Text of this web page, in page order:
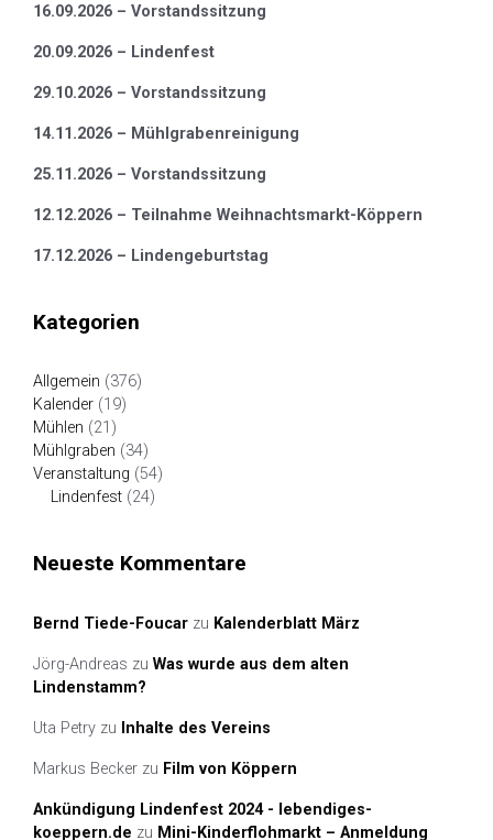
16.09.2026 – Vorstandssitzung
20.09.2026 – Lindenfest
29.10.2026 – Vorstandssitzung
14.11.2026 – Mühlgrabenreinigung
25.11.2026 – Vorstandssitzung
12.12.2026 – Teilnahme Weihnachtsmarkt-Köppern
17.12.2026 – Lindengeburtstag
Kategorien
Allgemein (376)
Kalender (19)
Mühlen (21)
Mühlgraben (34)
Veranstaltung (54)
Lindenfest (24)
Neueste Kommentare
Bernd Tiede-Foucar zu Kalenderblatt März
Jörg-Andreas zu Was wurde aus dem alten
Lindenstamm?
Uta Petry zu Inhalte des Vereins
Markus Becker zu Film von Köppern
Ankündigung Lindenfest 2024 - lebendiges-
koeppern.de zu Mini-Kinderflohmarkt – Anmeldung